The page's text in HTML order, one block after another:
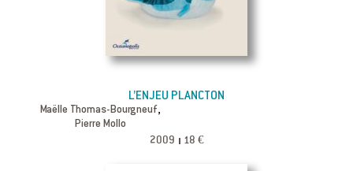
L’ENJEU PLANCTON
Maëlle Thomas-Bourgneuf,
Pierre Mollo
2009 18 €